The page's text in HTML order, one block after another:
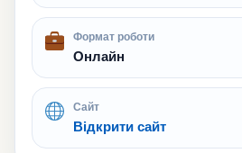
Формат роботи
Онлайн
Сайт
Відкрити сайт